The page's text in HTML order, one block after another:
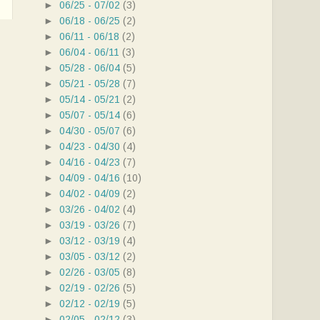
► 06/25 - 07/02 (3)
► 06/18 - 06/25 (2)
► 06/11 - 06/18 (2)
► 06/04 - 06/11 (3)
► 05/28 - 06/04 (5)
► 05/21 - 05/28 (7)
► 05/14 - 05/21 (2)
► 05/07 - 05/14 (6)
► 04/30 - 05/07 (6)
► 04/23 - 04/30 (4)
► 04/16 - 04/23 (7)
► 04/09 - 04/16 (10)
► 04/02 - 04/09 (2)
► 03/26 - 04/02 (4)
► 03/19 - 03/26 (7)
► 03/12 - 03/19 (4)
► 03/05 - 03/12 (2)
► 02/26 - 03/05 (8)
► 02/19 - 02/26 (5)
► 02/12 - 02/19 (5)